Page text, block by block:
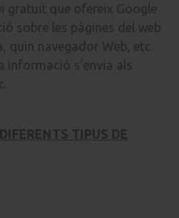
gratuït que ofereix Google
sobre les pàgines del web
quin navegador Web, etc.
informació s’envia als
TIPUS DE